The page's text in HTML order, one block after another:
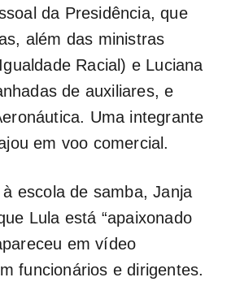
da Presidência, que
além das ministras
Racial) e Luciana
de auxiliares, e
Uma integrante
em voo comercial.
escola de samba, Janja
Lula está “apaixonado
em vídeo
funcionários e dirigentes.